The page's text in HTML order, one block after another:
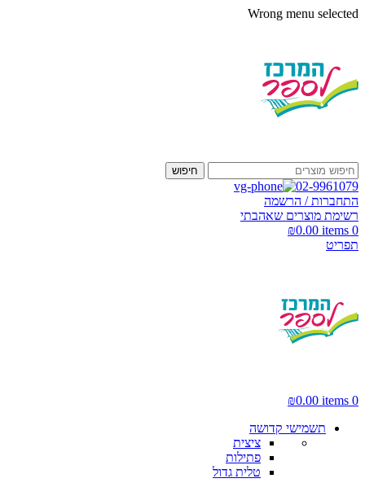
Wrong menu selected
חיפוש
02-9961079
התחברות / הרשמה
רשימת מוצרים שאהבתי
0
items
₪0.00
תפריט
0
items
₪0.00
תשמישי קדושה
ציצית
פתילות
טלית גדול